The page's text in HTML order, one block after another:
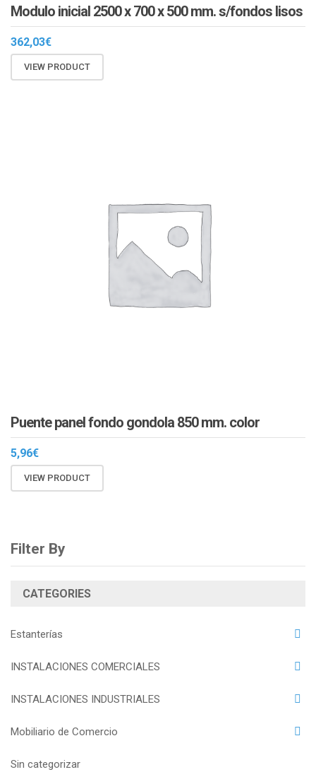
Modulo inicial 2500 x 700 x 500 mm. s/fondos lisos
362,03€
VIEW PRODUCT
Puente panel fondo gondola 850 mm. color
5,96€
VIEW PRODUCT
Filter By
CATEGORIES
Estanterías
INSTALACIONES COMERCIALES
INSTALACIONES INDUSTRIALES
Mobiliario de Comercio
Sin categorizar